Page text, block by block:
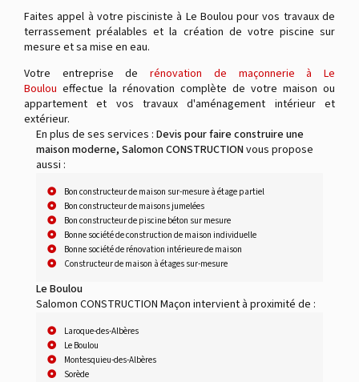
Faites appel à votre pisciniste à Le Boulou pour vos travaux de
terrassement préalables et la création de votre piscine sur
mesure et sa mise en eau.
Votre entreprise derénovation de maçonnerie à Le
Boulou effectue la rénovation complète de votre maison ou
appartement et vos travaux d'aménagement intérieur et
extérieur.
En plus de ses services : Devis pour faire construire une
maison moderne, Salomon CONSTRUCTIONvous propose
aussi :
Bon constructeur de maison sur-mesure à étage partiel
Bon constructeur de maisons jumelées
Bon constructeur de piscine béton sur mesure
Bonne société de construction de maison individuelle
Bonne société de rénovation intérieure de maison
Constructeur de maison à étages sur-mesure
Le Boulou
Salomon CONSTRUCTION Maçon intervient à proximité de :
Laroque-des-Albères
Le Boulou
Montesquieu-des-Albères
Sorède